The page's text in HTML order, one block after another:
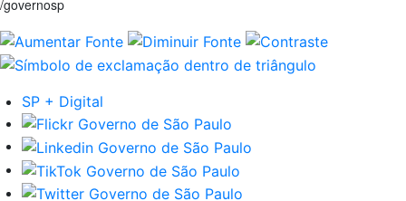
/governosp
SP + Digital